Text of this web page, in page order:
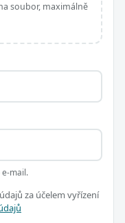
soubor, maximálně
mail.
za účelem vyřízení